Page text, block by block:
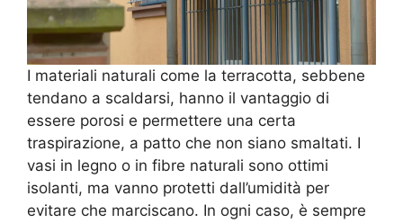
I materiali naturali come la terracotta, sebbene
tendano a scaldarsi, hanno il vantaggio di
essere porosi e permettere una certa
traspirazione, a patto che non siano smaltati. I
vasi in legno o in fibre naturali sono ottimi
isolanti, ma vanno protetti dall’umidità per
evitare che marciscano. In ogni caso, è sempre